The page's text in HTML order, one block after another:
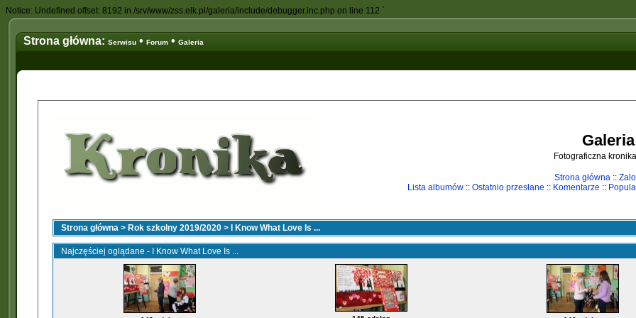
Notice: Undefined offset: 8192 in /srv/www/zss.elk.pl/galeria/include/debugger.inc.php on line 112 `
Strona główna: Serwisu • Forum • Galeria
Galeria
Fotograficzna
Strona główna ::
Lista albumów:: Ostatnio przesłane :: Komentarze ::
Strona główna > Rok szkolny 2019/2020 > I Know What Love Is ...
Najczęściej oglądane - I Know What Love Is ...